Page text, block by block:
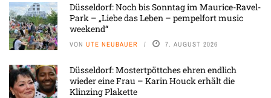
Düsseldorf: Noch bis Sonntag im Maurice-Ravel-
Park – „Liebe das Leben – pempelfort music
weekend“
VON UTE NEUBAUER 7. AUGUST 2026
Düsseldorf: Mostertpöttches ehren endlich
wieder eine Frau – Karin Houck erhält die
Klinzing Plakette